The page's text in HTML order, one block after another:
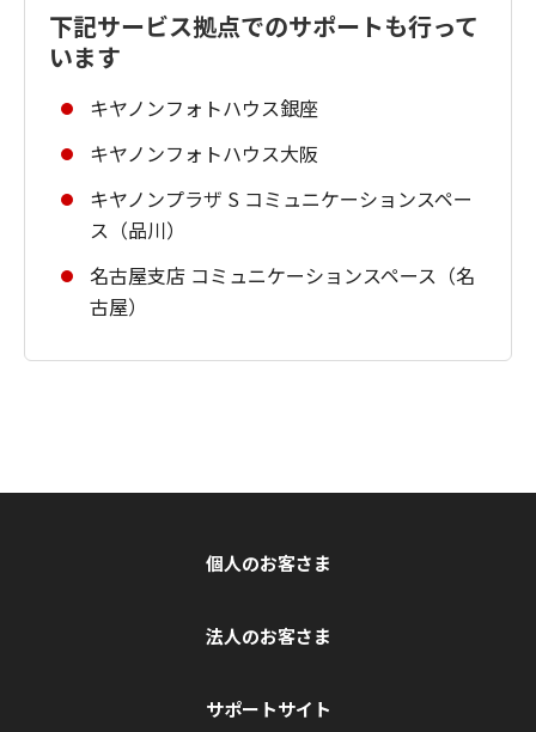
下記サービス拠点でのサポートも行って
います
キヤノンフォトハウス銀座
キヤノンフォトハウス大阪
キヤノンプラザ S コミュニケーションスペー
ス（品川）
名古屋支店 コミュニケーションスペース（名
古屋）
個人のお客さま
法人のお客さま
サポートサイト